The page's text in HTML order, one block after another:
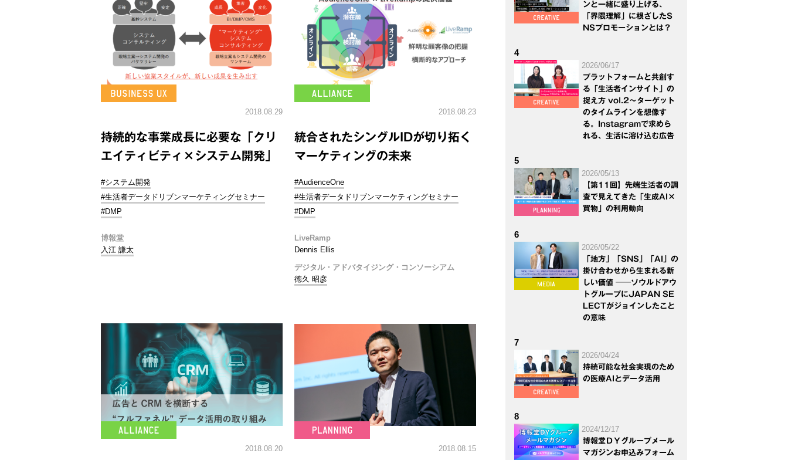
2018.08.29
持続的な事業成長に必要な「クリ
エイティビティ×システム開発」
#システム開発
#生活者データドリブンマーケティングセミナー
#DMP
博報堂
入江 謙太
2018.08.23
統合されたシングルIDが切り拓く
マーケティングの未来
#AudienceOne
#生活者データドリブンマーケティングセミナー
#DMP
LiveRamp
Dennis Ellis
デジタル・アドバタイジング・コンソーシアム
徳久 昭彦
2018.08.20 2018.08.15
ンと一緒に盛り上げる、
「界隈理解」に根ざしたS
NSプロモーションとは？
4
2026/06/17
プラットフォームと共創す
る「生活者インサイト」の
捉え方 vol.2～ターゲット
のタイムラインを想像す
る。Instagramで求めら
れる、生活に溶け込む広告
5
2026/05/13
【第11回】先端生活者の調
査で見えてきた「生成AI×
買物」の利用動向
6
2026/05/22
「地方」「SNS」「AI」の
掛け合わせから生まれる新
しい価値 ──ソウルドアウ
トグループにJAPAN SE
LECTがジョインしたこと
の意味
7
2026/04/24
持続可能な社会実現のため
の医療AIとデータ活用
8
2024/12/17
博報堂ＤＹグループメール
マガジンお申込みフォーム